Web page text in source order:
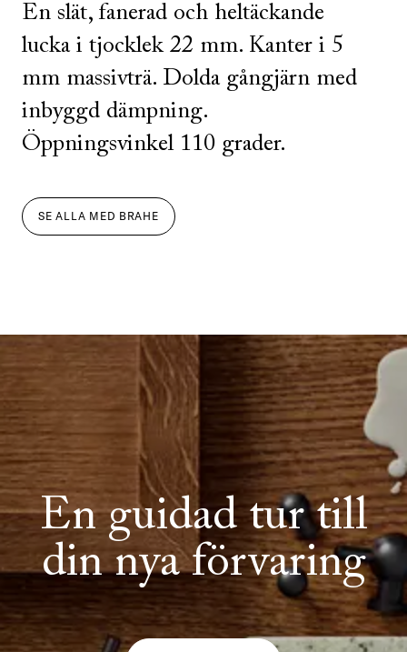
En slät, fanerad och heltäckande
lucka i tjocklek 22 mm. Kanter i 5
mm massivträ. Dolda gångjärn med
inbyggd dämpning.
Öppningsvinkel 110 grader.
SE ALLA MED BRAHE
En guidad tur till
din nya förvaring